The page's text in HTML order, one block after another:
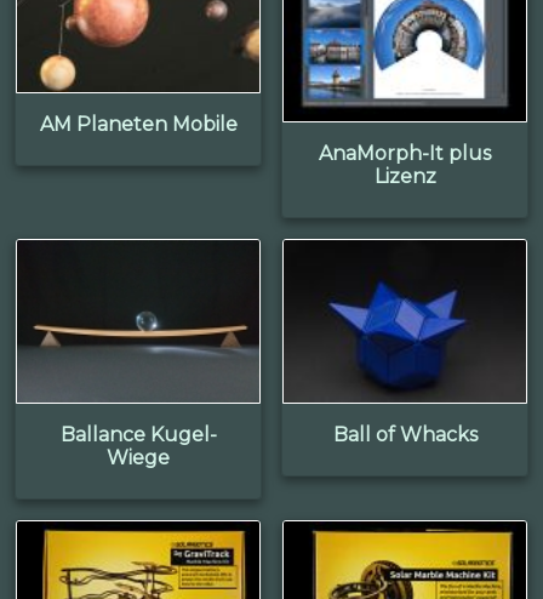
AM Planeten Mobile
AnaMorph-It plus
Lizenz
Ballance Kugel-
Wiege
Ball of Whacks